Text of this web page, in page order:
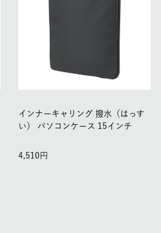
インナーキャリング 撥水（はっす
い） パソコンケース 15インチ
4,510